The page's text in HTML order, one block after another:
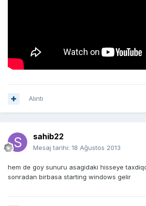
Alıntı
sahib22
Mesaj tarihi: 18 Ağustos 2013
hem de goy sunuru asagidaki hisseye
sonradan birbasa starting windows gelir